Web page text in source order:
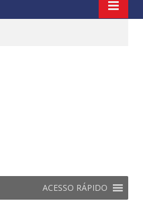
ACESSO RÁPIDO